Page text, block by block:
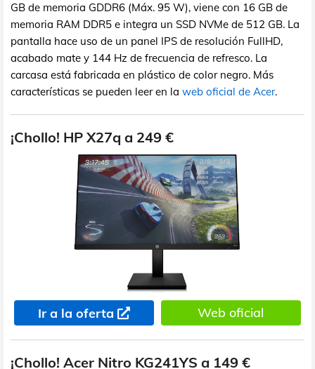
GB de memoria GDDR6 (Máx. 95 W), viene con 16 GB de
memoria RAM DDR5 e integra un SSD NVMe de 512 GB. La
pantalla hace uso de un panel IPS de resolución FullHD,
acabado mate y 144 Hz de frecuencia de refresco. La
carcasa está fabricada en plástico de color negro. Más
características se pueden leer en la web oficial de Acer.
¡Chollo! HP X27q a 249 €
Ir a la oferta Web oficial
¡Chollo! Acer Nitro KG241YS a 149 €